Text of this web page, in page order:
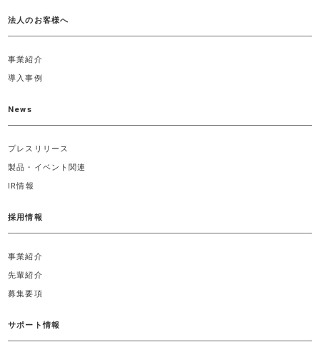
法人のお客様へ
事業紹介
導入事例
News
プレスリリース
製品・イベント関連
IR情報
採用情報
事業紹介
先輩紹介
募集要項
サポート情報